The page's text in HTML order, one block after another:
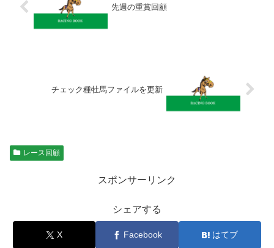
先週の重賞回顧
チェック種牡馬ファイルを更新
レース回顧
スポンサーリンク
シェアする
X Facebook はてブ